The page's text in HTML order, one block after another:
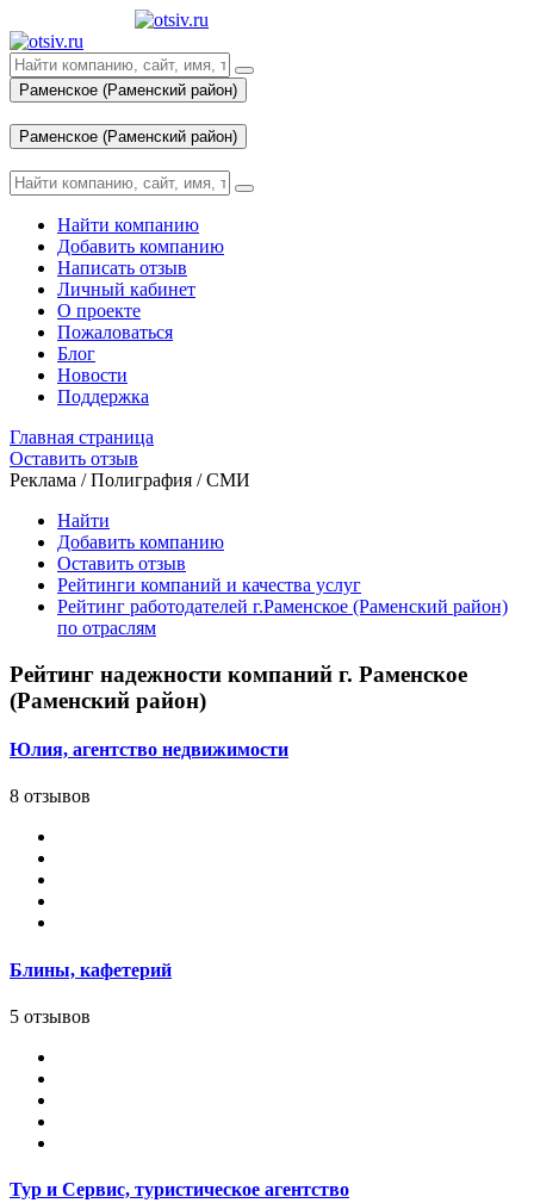
Раменское (Раменский район)
Раменское (Раменский район)
Найти компанию
Добавить компанию
Написать отзыв
Личный кабинет
О проекте
Пожаловаться
Блог
Новости
Поддержка
Главная страница
Оставить отзыв
Реклама / Полиграфия / СМИ
Найти
Добавить компанию
Оставить отзыв
Рейтинги компаний и качества услуг
Рейтинг работодателей г.Раменское (Раменский район)
по отраслям
Рейтинг надежности компаний г. Раменское
(Раменский район)
Юлия, агентство недвижимости
8 отзывов
Блины, кафетерий
5 отзывов
Тур и Сервис, туристическое агентство